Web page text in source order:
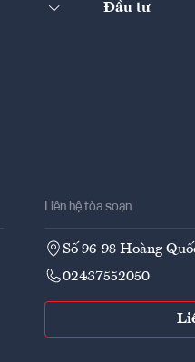
Đầu tư
Liên hệ tòa soạn
Số 96-98 Hoàng
02437552050